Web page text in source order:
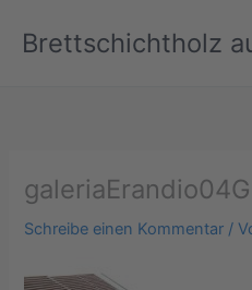
InhaltBrettschichtholz
Schreibe einen Kommentar /